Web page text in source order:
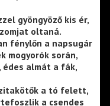
gyöngyöző kis ér,
oltaná.
fénylőn a napsugár
mogyorók során,
édes almát a fák,
a tó felett,
a csendes